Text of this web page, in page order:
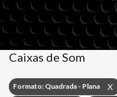
Caixas de Som
Formato: Quadrada - Plana X